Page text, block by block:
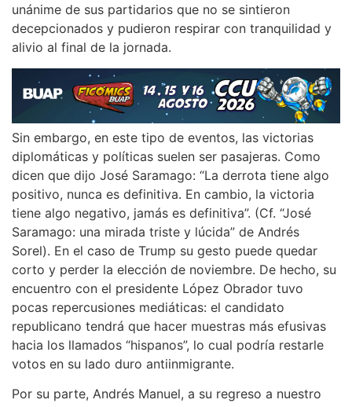
unánime de sus partidarios que no se sintieron
decepcionados y pudieron respirar con tranquilidad y
alivio al final de la jornada.
Sin embargo, en este tipo de eventos, las victorias
diplomáticas y políticas suelen ser pasajeras. Como
dicen que dijo José Saramago: “La derrota tiene algo
positivo, nunca es definitiva. En cambio, la victoria
tiene algo negativo, jamás es definitiva”. (Cf. “José
Saramago: una mirada triste y lúcida” de Andrés
Sorel). En el caso de Trump su gesto puede quedar
corto y perder la elección de noviembre. De hecho, su
encuentro con el presidente López Obrador tuvo
pocas repercusiones mediáticas: el candidato
republicano tendrá que hacer muestras más efusivas
hacia los llamados “hispanos”, lo cual podría restarle
votos en su lado duro antiinmigrante.
Por su parte, Andrés Manuel, a su regreso a nuestro